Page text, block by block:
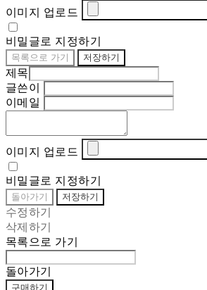
이미지 업로드
비밀글로 지정하기
목록으로 가기 저장하기
제목
글쓴이
이메일
이미지 업로드
비밀글로 지정하기
돌아가기 저장하기
수정하기
삭제하기
목록으로 가기
돌아가기
구매하기